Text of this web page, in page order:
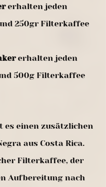
erhalten jeden
250gr Filterkaffee
erhalten jeden
500g Filterkaffee
es einen zusätzlichen
aus Costa Rica.
Filterkaffee, der
Aufbereitung nach